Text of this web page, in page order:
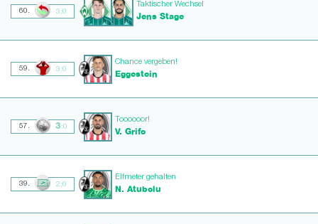
60. 3:0
Taktischer Wechsel
Jens Stage
59. 3:0
Chance vergeben!
Eggestein
57. 3 :0
Toooooor!
V. Grifo
39. 2:0
Elfmeter gehalten
N. Atubolu